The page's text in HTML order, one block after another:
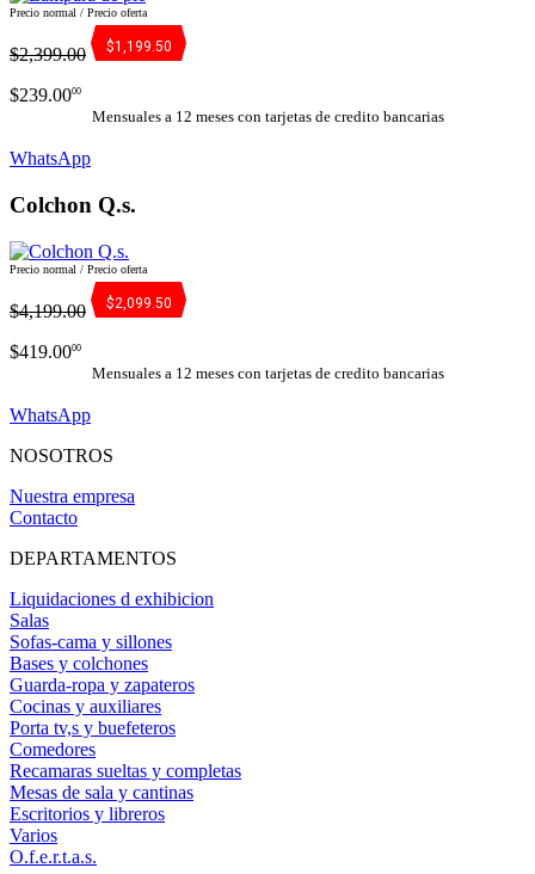
Precio normal / Precio oferta
$2,399.00 $1,199.50
$239.0000
Mensuales a 12 meses con tarjetas de credito bancarias
WhatsApp
Colchon Q.s.
Precio normal / Precio oferta
$4,199.00 $2,099.50
$419.0000
Mensuales a 12 meses con tarjetas de credito bancarias
WhatsApp
NOSOTROS
Nuestra empresa
Contacto
DEPARTAMENTOS
Liquidaciones d exhibicion
Salas
Sofas-cama y sillones
Bases y colchones
Guarda-ropa y zapateros
Cocinas y auxiliares
Porta tv,s y buefeteros
Comedores
Recamaras sueltas y completas
Mesas de sala y cantinas
Escritorios y libreros
Varios
O.f.e.r.t.a.s.